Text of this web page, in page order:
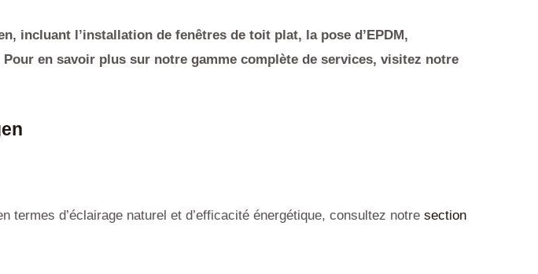
incluant l’installation de fenêtres de toit plat, la pose d’EPDM,
en savoir plus sur notre gamme complète de services, visitez notre
d’éclairage naturel et d’efficacité énergétique, consultez notre section